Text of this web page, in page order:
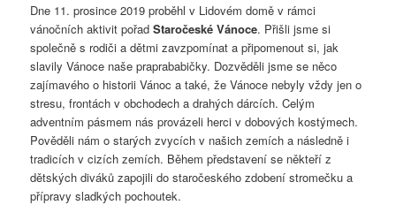
Dne 11. prosince 2019 proběhl v Lidovém domě v rámci
vánočních aktivit pořad Staročeské Vánoce. Přišli jsme si
společně s rodiči a dětmi zavzpomínat a připomenout si, jak
slavily Vánoce naše praprababičky. Dozvěděli jsme se něco
zajímavého o historii Vánoc a také, že Vánoce nebyly vždy jen o
stresu, frontách v obchodech a drahých dárcích. Celým
adventním pásmem nás provázeli herci v dobových kostýmech.
Pověděli nám o starých zvycích v našich zemích a následně i
tradicích v cizích zemích. Během představení se někteří z
dětských diváků zapojili do staročeského zdobení stromečku a
přípravy sladkých pochoutek.